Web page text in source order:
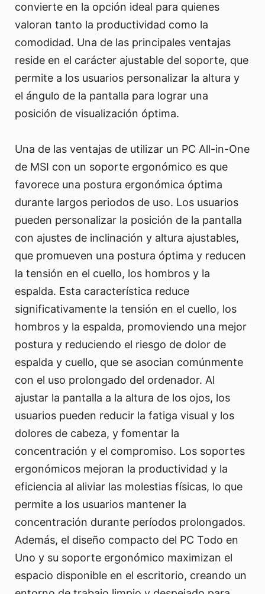
convierte en la opción ideal para quienes
valoran tanto la productividad como la
comodidad. Una de las principales ventajas
reside en el carácter ajustable del soporte, que
permite a los usuarios personalizar la altura y
el ángulo de la pantalla para lograr una
posición de visualización óptima.
Una de las ventajas de utilizar un PC All-in-One
de MSI con un soporte ergonómico es que
favorece una postura ergonómica óptima
durante largos periodos de uso. Los usuarios
pueden personalizar la posición de la pantalla
con ajustes de inclinación y altura ajustables,
que promueven una postura óptima y reducen
la tensión en el cuello, los hombros y la
espalda. Esta característica reduce
significativamente la tensión en el cuello, los
hombros y la espalda, promoviendo una mejor
postura y reduciendo el riesgo de dolor de
espalda y cuello, que se asocian comúnmente
con el uso prolongado del ordenador. Al
ajustar la pantalla a la altura de los ojos, los
usuarios pueden reducir la fatiga visual y los
dolores de cabeza, y fomentar la
concentración y el compromiso. Los soportes
ergonómicos mejoran la productividad y la
eficiencia al aliviar las molestias físicas, lo que
permite a los usuarios mantener la
concentración durante períodos prolongados.
Además, el diseño compacto del PC Todo en
Uno y su soporte ergonómico maximizan el
espacio disponible en el escritorio, creando un